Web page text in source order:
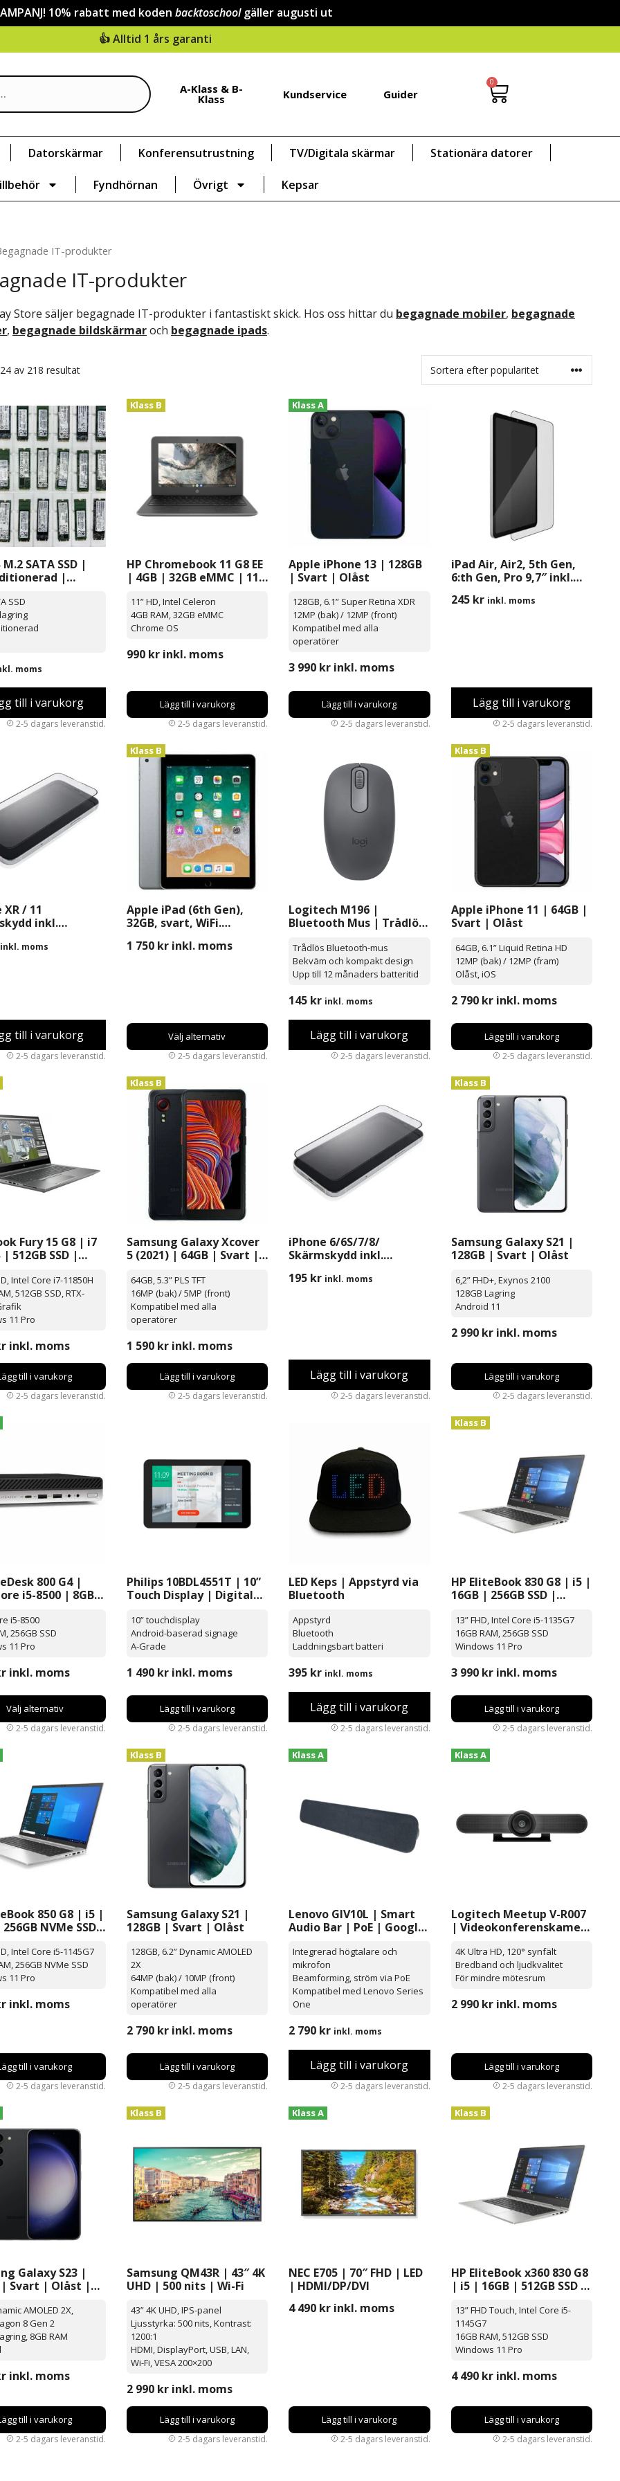
10% rabatt med koden backtoschool gäller augusti ut
👍 Alltid 1 års garanti
A-Klass & B-
Klass Kundservice Guider
0
Datorskärmar Konferensutrustning TV/Digitala skärmar Stationära datorer
Fyndhörnan Övrigt Kepsar
IT-produkter
IT-produkter
Store säljer begagnade IT-produkter i fantastiskt skick. Hos oss hittar du begagnade mobiler, begagnade
, begagnade bildskärmaroch begagnade ipads.
av 218 resultat
M.2 SATA SSD |
|
SSD
moms
till i varukorg
HP Chromebook 11 G8 EE
| 4GB | 32GB eMMC | 11″
Klass B
11” HD, Intel Celeron
4GB RAM, 32GB eMMC
Chrome OS
990 krinkl. moms
Lägg till i varukorg
Apple iPhone 13 | 128GB
| Svart | Olåst
Klass A
128GB, 6.1” Super Retina XDR
12MP (bak) / 12MP (front)
Kompatibel med alla
operatörer
3 990 kr inkl. moms
Lägg till i varukorg
iPad Air, Air2, 5th Gen,
6:th Gen, Pro 9,7″ inkl.
245 kr inkl. moms
Lägg till i varukorg
/ 11
inkl.
inkl. moms
till i varukorg
Apple iPad (6th Gen),
32GB, svart, WiFi.
Klass B
1 750 krinkl. moms
Välj alternativ
Logitech M196 |
Bluetooth Mus | Trådlös
Trådlös Bluetooth-mus
Bekväm och kompakt design
Upp till 12 månaders batteritid
145 kr inkl. moms
Lägg till i varukorg
Apple iPhone 11 | 64GB |
Svart | Olåst
Klass B
64GB, 6.1” Liquid Retina HD
12MP (bak) / 12MP (fram)
Olåst, iOS
2 790 krinkl. moms
Lägg till i varukorg
Fury 15 G8 | i7
| 512GB SSD |
| Windows 11 Pro |
Intel Core i7-11850H
512GB SSD, RTX-
11 Pro
inkl. moms
till i varukorg
Samsung Galaxy Xcover
5 (2021) | 64GB | Svart |
Klass B
64GB, 5.3” PLS TFT
16MP (bak) / 5MP (front)
Kompatibel med alla
operatörer
1 590 krinkl. moms
Lägg till i varukorg
iPhone 6/6S/7/8/
Skärmskydd inkl.
195 kr inkl. moms
Lägg till i varukorg
Samsung Galaxy S21 |
128GB | Svart | Olåst
Klass B
6,2” FHD+, Exynos 2100
128GB Lagring
Android 11
2 990 krinkl. moms
Lägg till i varukorg
800 G4 |
i5-8500 | 8GB |
i5-8500
256GB SSD
11 Pro
inkl. moms
Välj alternativ
Philips 10BDL4551T | 10”
Touch Display | Digital
10” touchdisplay
Android-baserad signage
A-Grade
1 490 krinkl. moms
Lägg till i varukorg
LED Keps | Appstyrd via
Bluetooth
Appstyrd
Bluetooth
Laddningsbart batteri
395 kr inkl. moms
Lägg till i varukorg
HP EliteBook 830 G8 | i5 |
16GB | 256GB SSD |
Klass B
13” FHD, Intel Core i5-1135G7
16GB RAM, 256GB SSD
Windows 11 Pro
3 990 krinkl. moms
Lägg till i varukorg
850 G8 | i5 |
NVMe SSD |
Intel Core i5-1145G7
256GB NVMe SSD
11 Pro
inkl. moms
till i varukorg
Samsung Galaxy S21 |
128GB | Svart | Olåst
Klass B
128GB, 6.2” Dynamic AMOLED
2X
64MP (bak) / 10MP (front)
Kompatibel med alla
operatörer
2 790 krinkl. moms
Lägg till i varukorg
Lenovo GIV10L | Smart
Audio Bar | PoE | Google
Klass A
Integrerad högtalare och
mikrofon
Beamforming, ström via PoE
Kompatibel med Lenovo Series
One
2 790 kr inkl. moms
Lägg till i varukorg
Logitech Meetup V-R007
| Videokonferenskamera
fjärrkontroll
Klass A
4K Ultra HD, 120° synfält
Bredband och ljudkvalitet
För mindre mötesrum
2 990 krinkl. moms
Lägg till i varukorg
Galaxy S23 |
| Svart | Olåst |
AMOLED 2X,
8 Gen 2
8GB RAM
inkl. moms
till i varukorg
Samsung QM43R | 43″ 4K
UHD | 500 nits | Wi-Fi
Klass B
43” 4K UHD, IPS-panel
Ljusstyrka: 500 nits, Kontrast:
1200:1
HDMI, DisplayPort, USB, LAN,
Wi-Fi, VESA 200×200
2 990 krinkl. moms
Lägg till i varukorg
NEC E705 | 70″ FHD | LED
| HDMI/DP/DVI
Klass A
4 490 kr inkl. moms
Lägg till i varukorg
HP EliteBook x360 830 G8
| i5 | 16GB | 512GB SSD |
Touch
Klass B
13” FHD Touch, Intel Core i5-
1145G7
16GB RAM, 512GB SSD
Windows 11 Pro
4 490 krinkl. moms
Lägg till i varukorg